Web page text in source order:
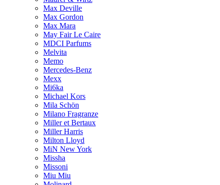
Max Deville
Max Gordon
Max Mara
May Fair Le Caire
MDCI Parfums
Melvita
Memo
Mercedes-Benz
Mexx
Mi6ka
Michael Kors
Mila Schön
Milano Fragranze
Miller et Bertaux
Miller Harris
Milton Lloyd
MiN New York
Missha
Missoni
Miu Miu